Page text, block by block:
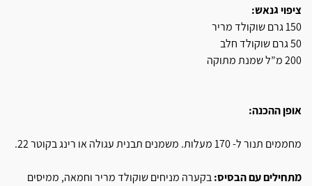
ציפוי גנאש:
150 גרם שוקולד מריר
50 גרם שוקולד חלב
200 מ”ל שמנת מתוקה
אופן ההכנה:
מחממים תנור ל- 170 מעלות. משמנים תבנית עגולה או רינג בקוטר 22.
מתחילים עם הבסיס: בקערה מניחים שוקולד מריר וחמאה, ממיסים